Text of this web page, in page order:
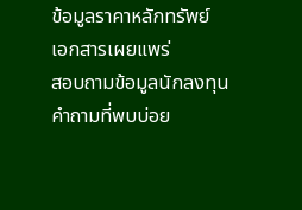
ข้อมูลราคาหลักทรัพย์
เอกสารเผยแพร่
สอบถามข้อมูลนักลงทุน
คำถามที่พบบ่อย